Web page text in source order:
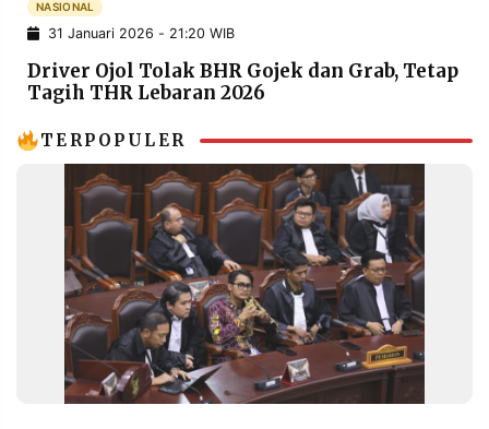
POLICY
INFORMASI
IKLAN
KIRIM
TULISAN
OF
SERVICE
IKUTI
KAMI
NASIONAL
31 Januari 2026 - 21:20 WIB
Driver Ojol Tolak BHR Gojek dan Grab, Tetap
Tagih THR Lebaran 2026
TERPOPULER